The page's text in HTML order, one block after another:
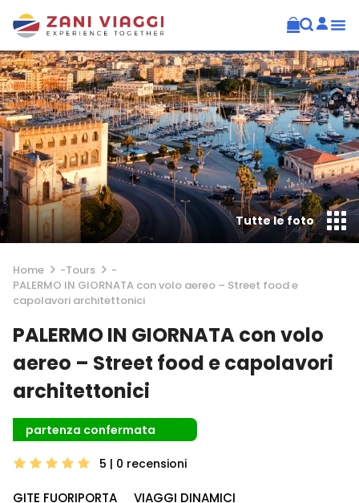
Home -Tours
-
PALERMO IN GIORNATA con volo aereo – Street food e
capolavori architettonici
PALERMO IN GIORNATA con volo
aereo – Street food e capolavori
architettonici
partenza confermata
5 | 0 recensioni
GITE FUORIPORTA VIAGGI DINAMICI
Tutte le foto